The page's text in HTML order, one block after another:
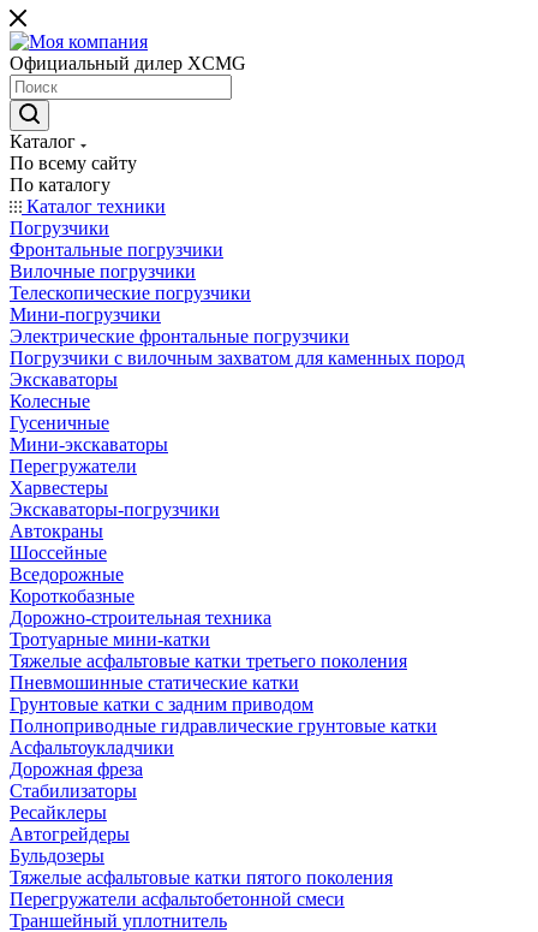
Официальный дилер XCMG
Каталог
По всему сайту
По каталогу
Каталог техники
Погрузчики
Фронтальные погрузчики
Вилочные погрузчики
Телескопические погрузчики
Мини-погрузчики
Электрические фронтальные погрузчики
Погрузчики с вилочным захватом для каменных пород
Экскаваторы
Колесные
Гусеничные
Мини-экскаваторы
Перегружатели
Харвестеры
Экскаваторы-погрузчики
Автокраны
Шоссейные
Вседорожные
Короткобазные
Дорожно-строительная техника
Тротуарные мини-катки
Тяжелые асфальтовые катки третьего поколения
Пневмошинные статические катки
Грунтовые катки с задним приводом
Полноприводные гидравлические грунтовые катки
Асфальтоукладчики
Дорожная фреза
Стабилизаторы
Ресайклеры
Автогрейдеры
Бульдозеры
Тяжелые асфальтовые катки пятого поколения
Перегружатели асфальтобетонной смеси
Траншейный уплотнитель